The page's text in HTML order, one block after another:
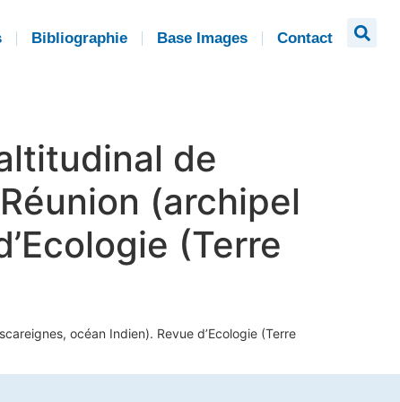
Bibliographie Base Images Contact
de
(archipel
(Terre
océan Indien). Revue d’Ecologie (Terre